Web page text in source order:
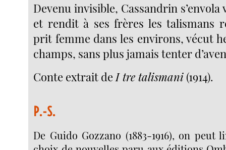
Devenu invisible, Cassandrin s’envola
et rendit à ses frères les talismans
prit femme dans les environs, vécut
champs, sans plus jamais tenter
Conte extrait de I tre talismani (1914).
P.-S.
De Guido Gozzano (1883-1916), on